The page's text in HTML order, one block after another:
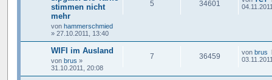
stimmen nicht
mehr
von hammerschmied
» 27.10.2011, 13:40
5 34601
WIFI im Ausland
von brus »
31.10.2011, 20:08
7 36459 von brus